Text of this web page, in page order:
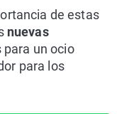
de estas
nuevas
un ocio
para los